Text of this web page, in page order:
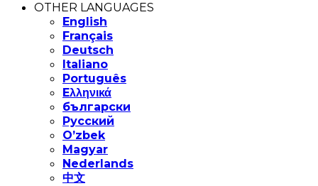
OTHER LANGUAGES
English
Français
Deutsch
Italiano
Português
Eλληνικά
български
Русский
O’zbek
Magyar
Nederlands
中文